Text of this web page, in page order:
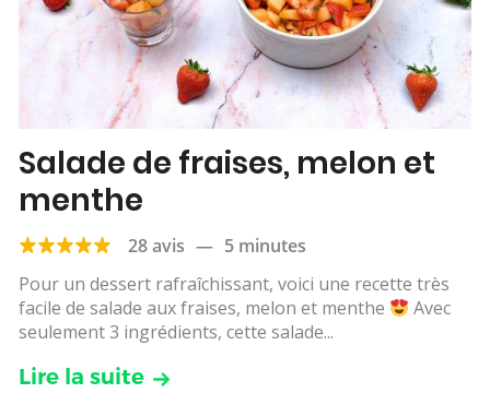
Salade de fraises, melon et
menthe
28 avis — 5 minutes
Pour un dessert rafraîchissant, voici une recette très
facile de salade aux fraises, melon et menthe
Avec
seulement 3 ingrédients, cette salade...
Lire la suite